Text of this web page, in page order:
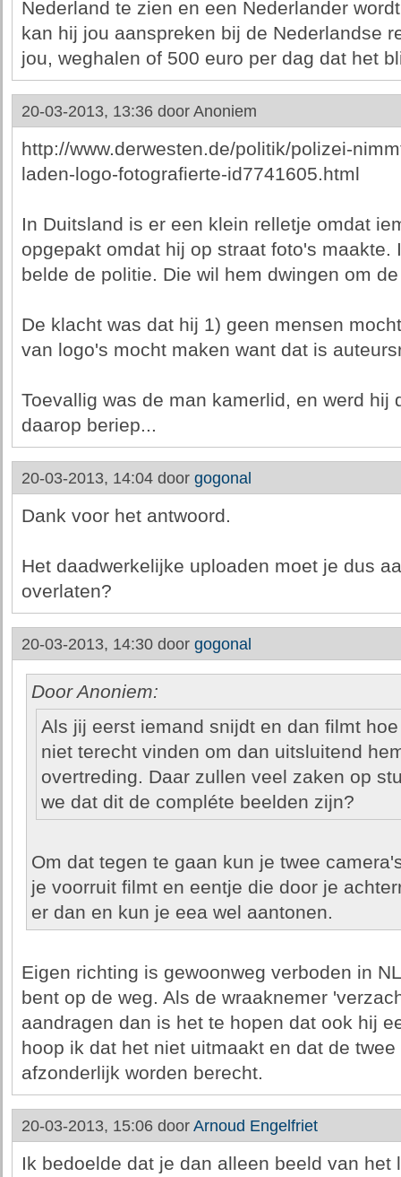
Nederland te zien en een Nederlander
kan hij jou aanspreken bij de Nederlandse
jou, weghalen of 500 euro per dag dat het
20-03-2013, 13:36 door Anoniem
http://www.derwesten.de/politik/polizei-
laden-logo-fotografierte-id7741605.html
In Duitsland is er een klein relletje omdat
opgepakt omdat hij op straat foto's maakte.
belde de politie. Die wil hem dwingen om
De klacht was dat hij 1) geen mensen
van logo's mocht maken want dat is
Toevallig was de man kamerlid, en werd hij
daarop beriep...
20-03-2013, 14:04 door gogonal
Dank voor het antwoord.
Het daadwerkelijke uploaden moet je dus
overlaten?
20-03-2013, 14:30 door gogonal
Door Anoniem:
Als jij eerst iemand snijdt en dan filmt
niet terecht vinden om dan uitsluitend
overtreding. Daar zullen veel zaken op
we dat dit de compléte beelden zijn?
Om dat tegen te gaan kun je twee
je voorruit filmt en eentje die door je
er dan en kun je eea wel aantonen.
Eigen richting is gewoonweg verboden in
bent op de weg. Als de wraaknemer
aandragen dan is het te hopen dat ook hij
hoop ik dat het niet uitmaakt en dat de
afzonderlijk worden berecht.
20-03-2013, 15:06 door Arnoud Engelfriet
Ik bedoelde dat je dan alleen beeld van